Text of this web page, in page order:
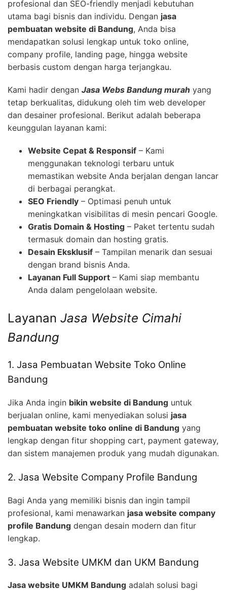
profesional dan SEO-friendly menjadi kebutuhan
utama bagi bisnis dan individu. Dengan jasa
pembuatan website di Bandung, Anda bisa
mendapatkan solusi lengkap untuk toko online,
company profile, landing page, hingga website
berbasis custom dengan harga terjangkau.
Kami hadir dengan Jasa Webs Bandung murah yang
tetap berkualitas, didukung oleh tim web developer
dan desainer profesional. Berikut adalah beberapa
keunggulan layanan kami:
Website Cepat & Responsif – Kami
menggunakan teknologi terbaru untuk
memastikan website Anda berjalan dengan lancar
di berbagai perangkat.
SEO Friendly – Optimasi penuh untuk
meningkatkan visibilitas di mesin pencari Google.
Gratis Domain & Hosting – Paket tertentu sudah
termasuk domain dan hosting gratis.
Desain Eksklusif – Tampilan menarik dan sesuai
dengan brand bisnis Anda.
Layanan Full Support – Kami siap membantu
Anda dalam pengelolaan website.
Layanan Jasa Website Cimahi
Bandung
1. Jasa Pembuatan Website Toko Online
Bandung
Jika Anda ingin bikin website di Bandung untuk
berjualan online, kami menyediakan solusi jasa
pembuatan website toko online di Bandung yang
lengkap dengan fitur shopping cart, payment gateway,
dan sistem manajemen produk yang mudah digunakan.
2. Jasa Website Company Profile Bandung
Bagi Anda yang memiliki bisnis dan ingin tampil
profesional, kami menawarkan jasa website company
profile Bandung dengan desain modern dan fitur
lengkap.
3. Jasa Website UMKM dan UKM Bandung
Jasa website UMKM Bandung adalah solusi bagi